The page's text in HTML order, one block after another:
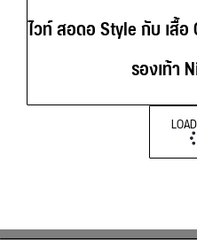
ไวท์ สอดอ Style กับ เสื้อ
รองเท้า